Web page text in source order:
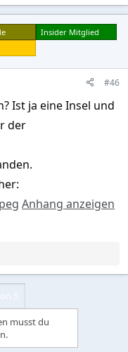
Insider Mitglied
#46
Ist ja eine Insel und
der
Anhang anzeigen
musst du